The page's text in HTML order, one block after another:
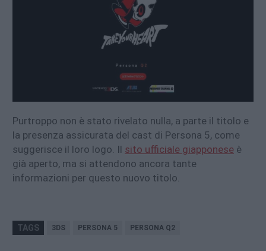
Purtroppo non è stato rivelato nulla, a parte il titolo e
la presenza assicurata del cast di Persona 5, come
suggerisce il loro logo. Il sito ufficiale giapponese è
già aperto, ma si attendono ancora tante
informazioni per questo nuovo titolo.
TAGS 3DS PERSONA 5 PERSONA Q2